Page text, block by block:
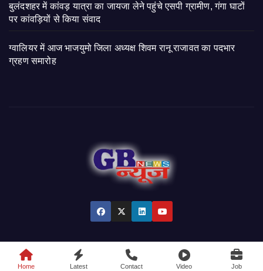
बुलंदशहर में कांवड़ यात्रा का जायजा लेने पहुंचे एसपी ग्रामीण, गंगा घाटों
पर कांवड़ियों से किया संवाद
ग्वालियर में आज भाजयुमो जिला अध्यक्ष शिवम रानू राजावत का पदभार
ग्रहण समारोह
© 2026 GB News India. All Rights Reserved.
Home Latest Contact Video Job